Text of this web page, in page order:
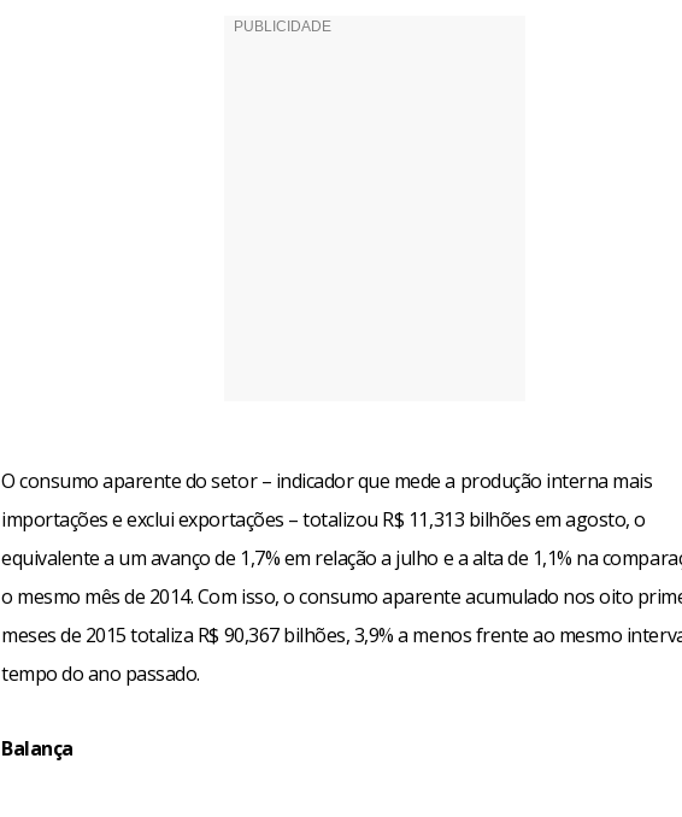
O consumo aparente do setor – indicador que mede a produção interna mais
importações e exclui exportações – totalizou R$ 11,313 bilhões em agosto, o
equivalente a um avanço de 1,7% em relação a julho e a alta de 1,1% na
o mesmo mês de 2014. Com isso, o consumo aparente acumulado nos oito
meses de 2015 totaliza R$ 90,367 bilhões, 3,9% a menos frente ao mesmo
tempo do ano passado.
Balança